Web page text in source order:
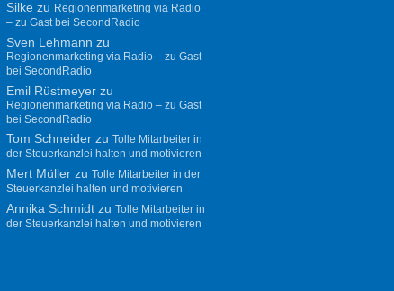
Silkezu Regionenmarketing via Radio
– zu Gast bei SecondRadio
Sven Lehmann zu
Regionenmarketing via Radio – zu Gast
bei SecondRadio
Emil Rüstmeyerzu
Regionenmarketing via Radio – zu Gast
bei SecondRadio
Tom Schneiderzu Tolle Mitarbeiter in
der Steuerkanzlei halten und motivieren
Mert Müllerzu Tolle Mitarbeiter in der
Steuerkanzlei halten und motivieren
Annika Schmidtzu Tolle Mitarbeiter in
der Steuerkanzlei halten und motivieren